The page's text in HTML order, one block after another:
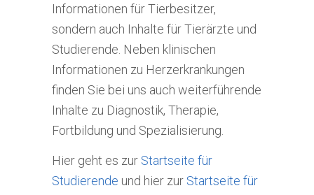
Informationen für Tierbesitzer,
sondern auch Inhalte für Tierärzte und
Studierende. Neben klinischen
Informationen zu Herzerkrankungen
finden Sie bei uns auch weiterführende
Inhalte zu Diagnostik, Therapie,
Fortbildung und Spezialisierung.
Hier geht es zur Startseite für
Studierende und hier zur Startseite für